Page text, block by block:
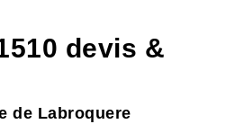
devis &
de Labroquere